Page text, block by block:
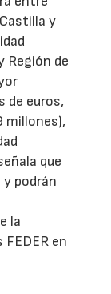
y
Región de
de euros,
millones),
que
podrán
la
en